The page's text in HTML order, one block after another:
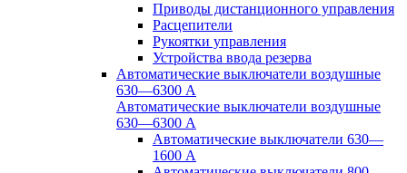
Приводы дистанционного управления
Расцепители
Рукоятки управления
Устройства ввода резерва
Автоматические выключатели воздушные
630—6300 А
Автоматические выключатели воздушные
630—6300 А
Автоматические выключатели 630—
1600 А